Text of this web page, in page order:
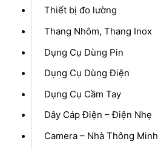
Thiết bị đo lường
Thang Nhôm, Thang Inox
Dụng Cụ Dùng Pin
Dụng Cụ Dùng Điện
Dụng Cụ Cầm Tay
Dây Cáp Điện – Điện Nhẹ
Camera – Nhà Thông Minh